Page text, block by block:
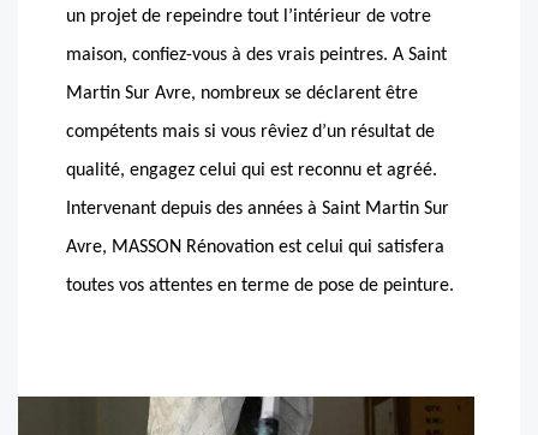
un projet de repeindre tout l’intérieur de votre
maison, confiez-vous à des vrais peintres. A Saint
Martin Sur Avre, nombreux se déclarent être
compétents mais si vous rêviez d’un résultat de
qualité, engagez celui qui est reconnu et agréé.
Intervenant depuis des années à Saint Martin Sur
Avre, MASSON Rénovation est celui qui satisfera
toutes vos attentes en terme de pose de peinture.